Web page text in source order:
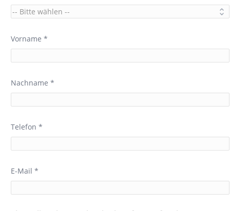
Vorname *
Nachname *
Telefon *
E-Mail *